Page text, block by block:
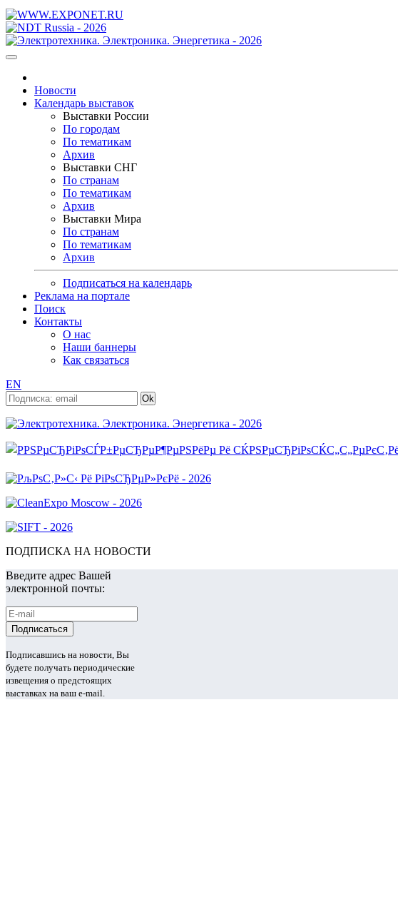
Новости
Календарь выставок
Выставки России
По городам
По тематикам
Архив
Выставки СНГ
По странам
По тематикам
Архив
Выставки Мира
По странам
По тематикам
Архив
Подписаться на календарь
Реклама на портале
Поиск
Контакты
О нас
Наши баннеры
Как связаться
EN
ПОДПИСКА НА НОВОСТИ
Введите адрес Вашей
электронной почты:
Подписавшись на новости, Вы
будете получать периодические
извещения о предстоящих
выставках на ваш e-mail.